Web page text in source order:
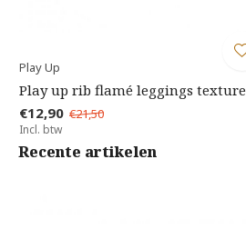
Play Up
Play up rib flamé leggings texture
€12,90 €21,50
Incl. btw
Recente artikelen